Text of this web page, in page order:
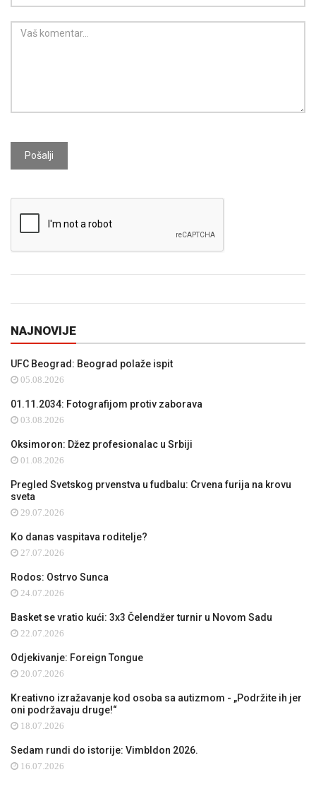
Pošalji
NAJNOVIJE
UFC Beograd: Beograd polaže ispit
05.08.2026
01.11.2034: Fotografijom protiv zaborava
03.08.2026
Oksimoron: Džez profesionalac u Srbiji
01.08.2026
Pregled Svetskog prvenstva u fudbalu: Crvena furija na krovu
sveta
29.07.2026
Ko danas vaspitava roditelje?
27.07.2026
Rodos: Ostrvo Sunca
24.07.2026
Basket se vratio kući: 3x3 Čelendžer turnir u Novom Sadu
22.07.2026
Odjekivanje: Foreign Tongue
20.07.2026
Kreativno izražavanje kod osoba sa autizmom - „Podržite ih jer
oni podržavaju druge!“
18.07.2026
Sedam rundi do istorije: Vimbldon 2026.
16.07.2026